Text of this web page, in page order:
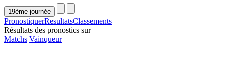
PronostiquerResultatsClassements
Résultats des pronostics sur
Matchs Vainqueur